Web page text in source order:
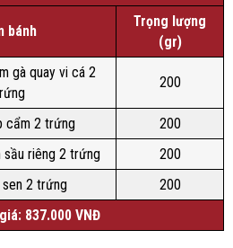
bánh
Trọng lượng
(gr)
gà quay vi cá 2
200
cẩm 2 trứng
200
sầu riêng 2 trứng
200
sen 2 trứng
200
837.000 VNĐ